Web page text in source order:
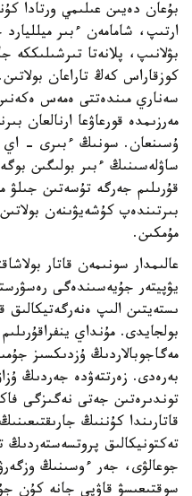
بۇعان دەيىن عىلىمي ورتادا
ارتىپ، شامامەن ءبىر
بۋلانىپ، پلانەتا
كوزقاراس كەڭ تاراعان
سەناري مىندەتتى ەمەس
مەرزىمدە قورعاۋعا ارنالعان
ۇسىنعان. سونىڭ ءبىرى - اي
ساۋلەسىنىڭ ءبىر بولىگىن
قۇرىلىم جەرگە تۇسەتىن جىلۋ
بىرتىندەپ كۇشەيۋىنەن
مۇمكىن.
عالىمدار سونىمەن قاتار
يۋپيتەر جۇيەسىندەگى
ىستەيتىن الىپ ەنەرگەتيكالىق
بولجايدى. مۇنداي
مەگاجوبالاردىڭ ۇزدىكسىز
بەرەدى. زەرتتەۋدە جەردىڭ
توندىرەتىن جەتى نەگىزگى
قاتارىندا كۇننىڭ
تەكتونيكالىق
جوعالۋى، جەر ءوسىنىڭ
سوقتىعىسۋ قاۋپى جانە كۇن